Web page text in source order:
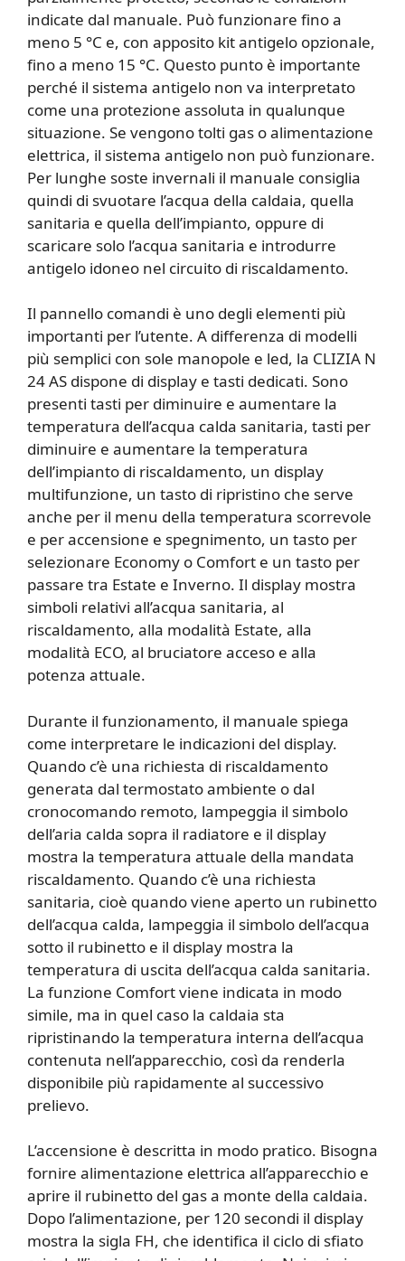
indicate dal manuale. Può funzionare fino a
meno 5 °C e, con apposito kit antigelo opzionale,
fino a meno 15 °C. Questo punto è importante
perché il sistema antigelo non va interpretato
come una protezione assoluta in qualunque
situazione. Se vengono tolti gas o alimentazione
elettrica, il sistema antigelo non può funzionare.
Per lunghe soste invernali il manuale consiglia
quindi di svuotare l’acqua della caldaia, quella
sanitaria e quella dell’impianto, oppure di
scaricare solo l’acqua sanitaria e introdurre
antigelo idoneo nel circuito di riscaldamento.
Il pannello comandi è uno degli elementi più
importanti per l’utente. A differenza di modelli
più semplici con sole manopole e led, la CLIZIA N
24 AS dispone di display e tasti dedicati. Sono
presenti tasti per diminuire e aumentare la
temperatura dell’acqua calda sanitaria, tasti per
diminuire e aumentare la temperatura
dell’impianto di riscaldamento, un display
multifunzione, un tasto di ripristino che serve
anche per il menu della temperatura scorrevole
e per accensione e spegnimento, un tasto per
selezionare Economy o Comfort e un tasto per
passare tra Estate e Inverno. Il display mostra
simboli relativi all’acqua sanitaria, al
riscaldamento, alla modalità Estate, alla
modalità ECO, al bruciatore acceso e alla
potenza attuale.
Durante il funzionamento, il manuale spiega
come interpretare le indicazioni del display.
Quando c’è una richiesta di riscaldamento
generata dal termostato ambiente o dal
cronocomando remoto, lampeggia il simbolo
dell’aria calda sopra il radiatore e il display
mostra la temperatura attuale della mandata
riscaldamento. Quando c’è una richiesta
sanitaria, cioè quando viene aperto un rubinetto
dell’acqua calda, lampeggia il simbolo dell’acqua
sotto il rubinetto e il display mostra la
temperatura di uscita dell’acqua calda sanitaria.
La funzione Comfort viene indicata in modo
simile, ma in quel caso la caldaia sta
ripristinando la temperatura interna dell’acqua
contenuta nell’apparecchio, così da renderla
disponibile più rapidamente al successivo
prelievo.
L’accensione è descritta in modo pratico. Bisogna
fornire alimentazione elettrica all’apparecchio e
aprire il rubinetto del gas a monte della caldaia.
Dopo l’alimentazione, per 120 secondi il display
mostra la sigla FH, che identifica il ciclo di sfiato